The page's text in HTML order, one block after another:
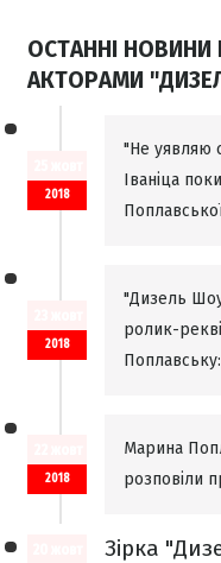
ОСТАННІ
АКТОРАМИ
2018
"Не уявляю
Іваніца
2018
"Дизель
ролик-
2018
Марина
розповіли
Зірка